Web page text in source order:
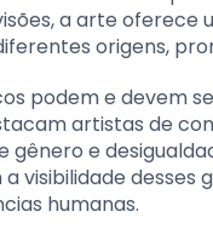
a arte
origens,
podem e devem
artistas de
gênero e
visibilidade desses
humanas.